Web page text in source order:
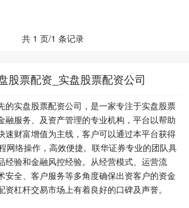
共 1 页/1 条记录
股票配资_实盘股票配资公司
的实盘股票配资公司，是一家专注于实盘股票
融服务、及资产管理的专业机构，平台以帮助
速财富增值为主线，客户可以通过本平台获得
网络操作，高效便捷。联华证券专业的团队具
经验和金融风控经验。从经营模式、运营流
安全、客户服务等多角度确保出资客户的资金
资杠杆交易市场上有着良好的口碑及声誉。